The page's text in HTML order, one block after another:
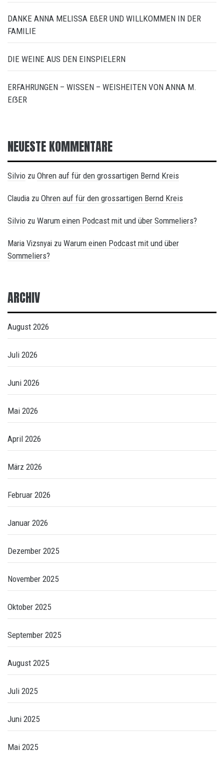
DANKE ANNA MELISSA EßER UND WILLKOMMEN IN DER
FAMILIE
DIE WEINE AUS DEN EINSPIELERN
ERFAHRUNGEN – WISSEN – WEISHEITEN VON ANNA M.
EẞER
NEUESTE KOMMENTARE
Silvio zu Ohren auf für den grossartigen Bernd Kreis
Claudia zu Ohren auf für den grossartigen Bernd Kreis
Silvio zu Warum einen Podcast mit und über Sommeliers?
Maria Vizsnyai zu Warum einen Podcast mit und über
Sommeliers?
ARCHIV
August 2026
Juli 2026
Juni 2026
Mai 2026
April 2026
März 2026
Februar 2026
Januar 2026
Dezember 2025
November 2025
Oktober 2025
September 2025
August 2025
Juli 2025
Juni 2025
Mai 2025